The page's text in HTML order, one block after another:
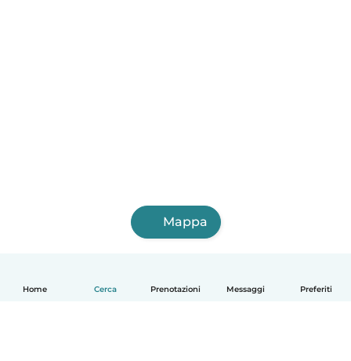
Home Cerca Prenotazioni Messaggi Preferiti
Mappa